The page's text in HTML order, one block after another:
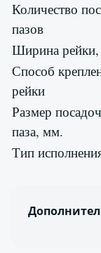
Количество
пазов
Ширина
Способ
рейки
Размер
паза, мм.
Тип